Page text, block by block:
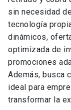
sin necesidad
tecnología
dinámicos,
optimizada de
promociones
Además, busca
ideal para
transformar la